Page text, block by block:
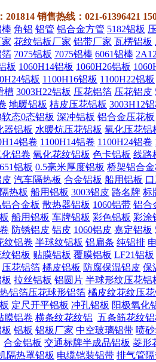
销售热线：021-61396421
角铝 铝管 铝合金方管 5182铝板
花纹铝板厂家 铝带厂家 瓦楞铝板
箔 7075铝板 7075铝棒 6061铝棒
板 1060H14铝板 1060H26铝板
铝板 1100H16铝板 1100H22铝板
槽 3003H22铝板 压花铝箔 压花铝皮
地暖铝板 桔皮压花铝板 3003H12铝
软态0态铝板 深冲铝板 铝合金压花板
器铝板 水暖炕压花铝板 氧化压花铝
铝卷 1100H14铝卷 1100H24铝卷
铝卷 氧化花纹铝板 色卡铝板 线路
铝板 0.5毫米厚度铝板 桥架铝合金
汽车隔热板 合金铝板 船用铝板
热板 船用铝板 3003铝皮 路名牌 标
合金板 散热器铝板 1060铝带 铝合
船用铝板 车牌铝板 彩色铝板 彩涂
防锈铝皮 铝皮 1060铝皮 嘉定铝板
纹铝卷 半球纹铝板 铝扁条 纯铝排
铝板 贴膜铝板 覆膜铝板 LF21铝板
压花铝箔 橘皮铝板 防腐保温铝皮 保
拉丝铝板 铝圆片 半球形纹压花铝
铝箔压花球形铝箔 橘皮纹花纹压
定尺开平铝板 冲孔铝板 阳极氧化
膜铝卷 横条纹花纹铝 五条筋花纹铝
铝板 铝板厂家 中空玻璃铝带 喷
合金铝板 交通标牌半成品铝板 菱形
隔热罩铝板 电缆铠装铝带 排气管